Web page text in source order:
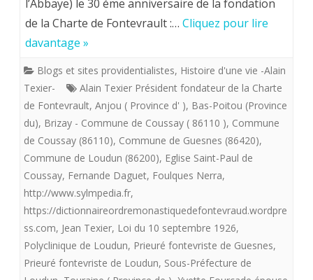
venez
l’Abbaye) le 30 éme anniversaire de la fondation
de la Charte de Fontevrault :… Cliquez pour lire
davantage »
Blogs et sites providentialistes, Histoire d'une vie -Alain
Texier-
Alain Texier Président fondateur de la Charte
de Fontevrault, Anjou ( Province d' ), Bas-Poitou (Province
du), Brizay - Commune de Coussay ( 86110 ), Commune
de Coussay (86110), Commune de Guesnes (86420),
Commune de Loudun (86200), Eglise Saint-Paul de
Coussay, Fernande Daguet, Foulques Nerra,
http://www.sylmpedia.fr,
https://dictionnaireordremonastiquedefontevraud.wordpre
ss.com, Jean Texier, Loi du 10 septembre 1926,
Polyclinique de Loudun, Prieuré fontevriste de Guesnes,
Prieuré fontevriste de Loudun, Sous-Préfecture de